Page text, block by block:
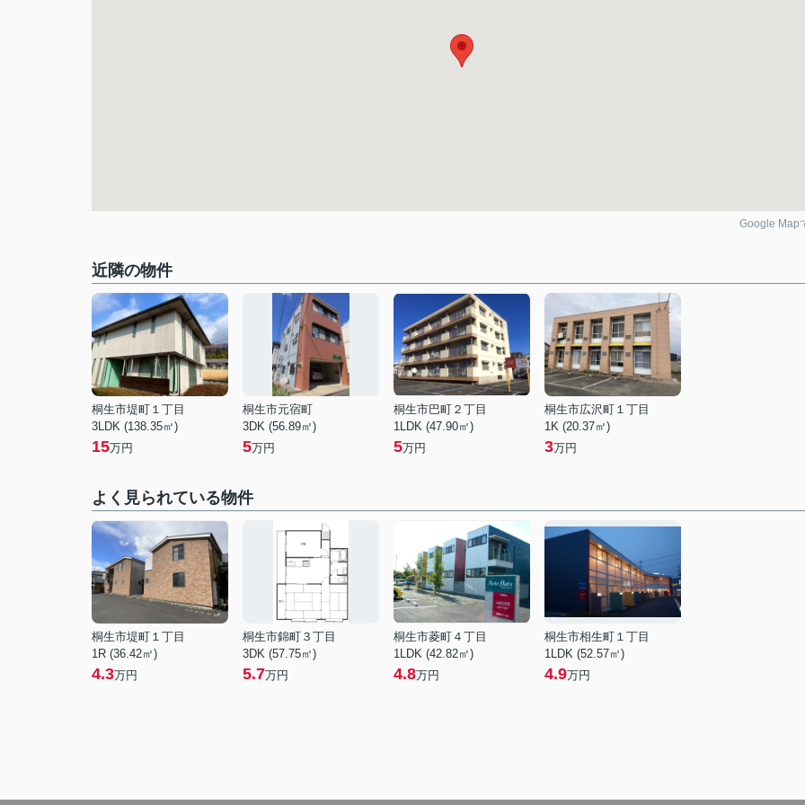
Google Map
近隣の物件
桐生市堤町１丁目
3LDK (138.35㎡)
15万円
桐生市元宿町
3DK (56.89㎡)
5万円
桐生市巴町２丁目
1LDK (47.90㎡)
5万円
桐生市広沢町１丁目
1K (20.37㎡)
3万円
よく見られている物件
桐生市堤町１丁目
1R (36.42㎡)
4.3万円
桐生市錦町３丁目
3DK (57.75㎡)
5.7万円
桐生市菱町４丁目
1LDK (42.82㎡)
4.8万円
桐生市相生町１丁目
1LDK (52.57㎡)
4.9万円